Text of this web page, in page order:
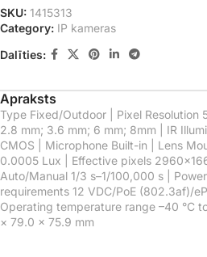
SKU: 1415313
Category: IP kameras
Dalīties:
Apraksts
Type Fixed/Outdoor | Pixel Resolution
2.8 mm; 3.6 mm; 6 mm; 8mm | IR
CMOS | Microphone Built-in | Lens
0.0005 Lux | Effective pixels
Auto/Manual 1/3 s–1/100,000 s |
requirements 12 VDC/PoE (802.3af)/
Operating temperature range –40 °C
× 79.0 × 75.9 mm